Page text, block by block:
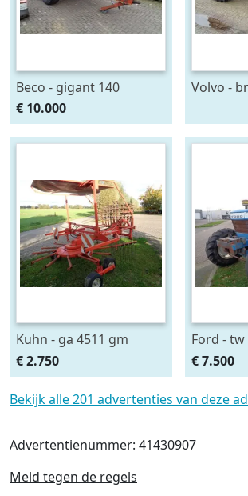
Beco - gigant 140
€ 10.000
Volvo -
Kuhn - ga 4511 gm
€ 2.750
Ford - tw
€ 7.500
Bekijk alle 201 advertenties van deze
Advertentienummer: 41430907
Meld tegen de regels